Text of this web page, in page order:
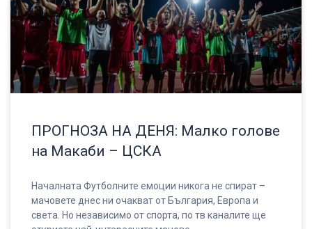
ПРОГНОЗА НА ДЕНЯ: Малко голове
на Макаби – ЦСКА
Началната Футболните емоции никога не спират –
мачовете днес ни очакват от България, Европа и
света. Но независимо от спорта, по тв каналите ще